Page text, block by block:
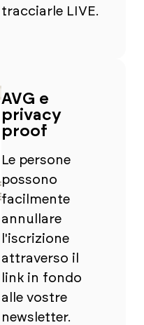
tracciarle LIVE.
AVG e
privacy
proof
Le persone
possono
facilmente
annullare
l'iscrizione
attraverso il
link in fondo
alle vostre
newsletter.